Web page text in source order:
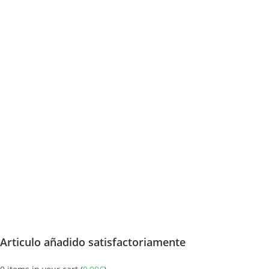
Articulo añadido satisfactoriamente